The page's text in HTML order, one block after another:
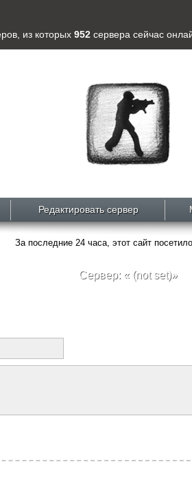
, из которых 952 сервера сейчас
Редактировать сервер
За последние 24 часа, этот сайт
Сервер: « (not set)»